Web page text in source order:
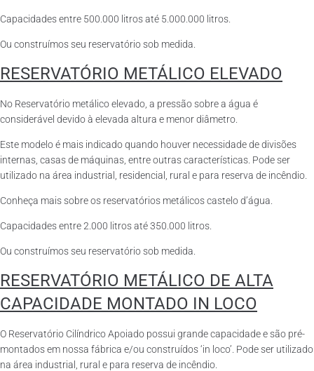
Capacidades entre 500.000 litros até 5.000.000 litros.
Ou construímos seu reservatório sob medida.
RESERVATÓRIO METÁLICO ELEVADO
No Reservatório metálico elevado, a pressão sobre a água é
considerável devido à elevada altura e menor diâmetro.
Este modelo é mais indicado quando houver necessidade de divisões
internas, casas de máquinas, entre outras características. Pode ser
utilizado na área industrial, residencial, rural e para reserva de incêndio.
Conheça mais sobre os reservatórios metálicos castelo d’água.
Capacidades entre 2.000 litros até 350.000 litros.
Ou construímos seu reservatório sob medida.
RESERVATÓRIO METÁLICO DE ALTA
CAPACIDADE MONTADO IN LOCO
O Reservatório Cilíndrico Apoiado possui grande capacidade e são pré-
montados em nossa fábrica e/ou construídos ‘in loco’. Pode ser utilizado
na área industrial, rural e para reserva de incêndio.